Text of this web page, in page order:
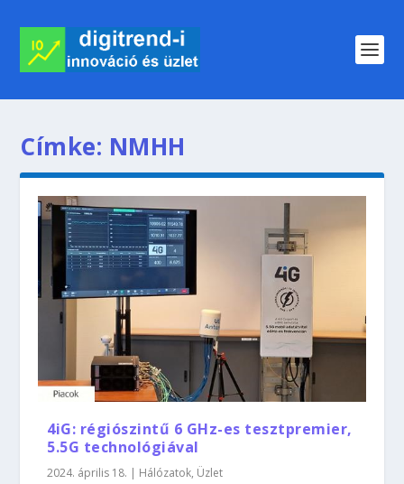
Címke: NMHH
4iG: régiószintű 6 GHz-es tesztpremier,
5.5G technológiával
2024. április 18. | Hálózatok, Üzlet